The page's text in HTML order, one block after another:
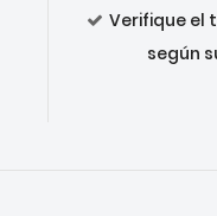
Verifique el
según